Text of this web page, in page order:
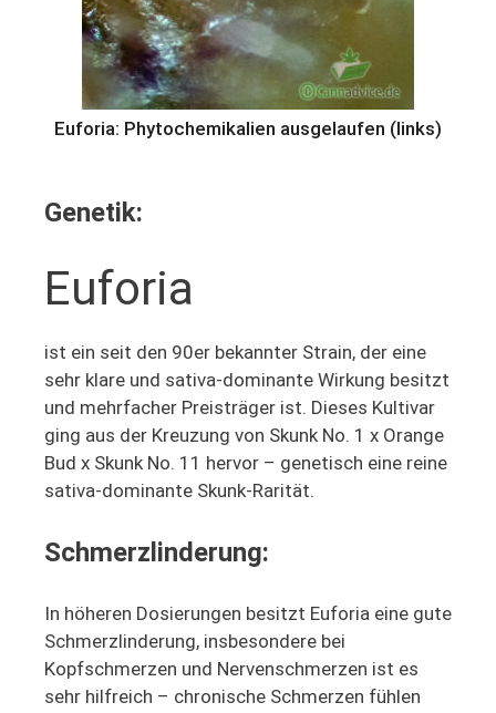
Euforia: Phytochemikalien ausgelaufen (links)
Genetik:
Euforia
ist ein seit den 90er bekannter Strain, der eine
sehr klare und sativa-dominante Wirkung besitzt
und mehrfacher Preisträger ist. Dieses Kultivar
ging aus der Kreuzung von Skunk No. 1 x Orange
Bud x Skunk No. 11 hervor – genetisch eine reine
sativa-dominante Skunk-Rarität.
Schmerzlinderung:
In höheren Dosierungen besitzt Euforia eine gute
Schmerzlinderung, insbesondere bei
Kopfschmerzen und Nervenschmerzen ist es
sehr hilfreich – chronische Schmerzen fühlen